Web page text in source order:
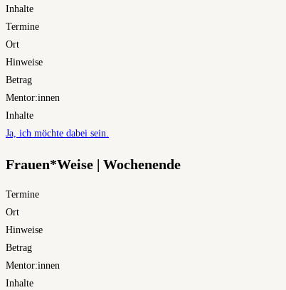
Inhalte
Termine
Ort
Hinweise
Betrag
Mentor:innen
Inhalte
Ja, ich möchte dabei sein.
Frauen*Weise | Wochenende
Termine
Ort
Hinweise
Betrag
Mentor:innen
Inhalte